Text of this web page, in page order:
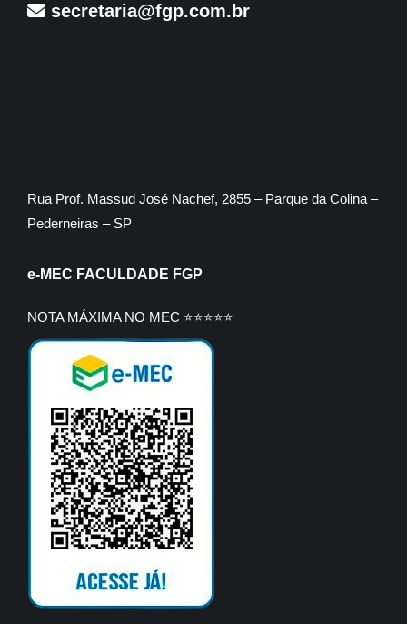
secretaria@fgp.com.br
Rua Prof. Massud José Nachef, 2855 – Parque da Colina –
Pederneiras – SP
e-MEC FACULDADE FGP
NOTA MÁXIMA NO MEC ⭐⭐⭐⭐⭐